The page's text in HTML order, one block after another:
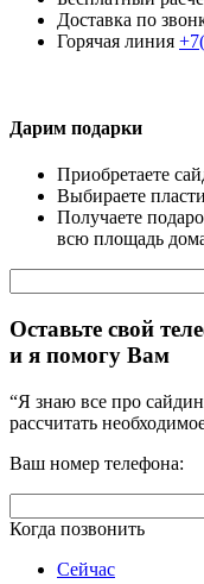
Доставка по
Горячая линия
Дарим подарки
Приобретаете
Выбираете
Получаете
всю площадь
Оставьте свой
и я помогу Вам
“Я знаю все про
рассчитать
Ваш номер телефона:
Когда позвонить
Сейчас